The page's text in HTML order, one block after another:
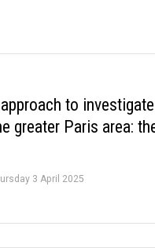
to
greater Paris area:
3 April 2025